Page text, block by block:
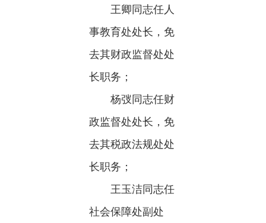
王卿同志任人
事教育处处长，免
去其财政监督处处
长职务；
杨弢同志任财
政监督处处长，免
去其税政法规处处
长职务；
王玉洁同志任
社会保障处副处